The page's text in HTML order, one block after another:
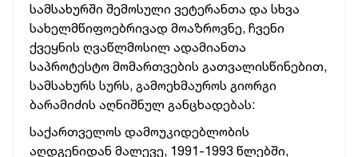
სამსახურში შემოსული ვეტერანთა და სხვა
სახელმწიფოებრივად მოაზროვნე, ჩვენი
ქვეყნის ღვაწლმოსილ ადამიანთა
საპროტესტო მომართვების გათვალისწინებით,
სამსახურს სურს, გამოეხმაუროს გიორგი
ბარამიძის აღნიშნულ განცხადებას:
საქართველოს დამოუკიდებლობის
აღდგენიდან მალევე, 1991-1993 წლებში,